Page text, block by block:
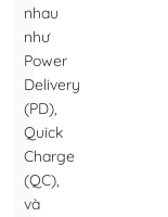
nhau
như
Power
Delivery
(PD),
Quick
Charge
(QC),
và